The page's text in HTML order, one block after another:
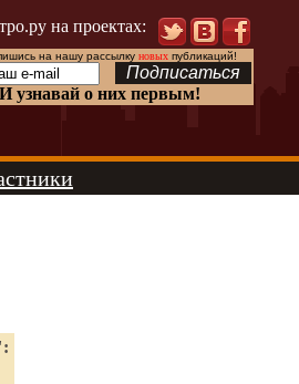
на проектах:
на нашу рассылку новыхпубликаций!
И узнавай о них первым!